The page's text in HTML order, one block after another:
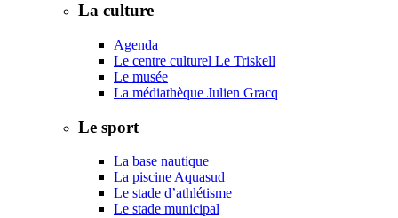
La culture
Agenda
Le centre culturel Le Triskell
Le musée
La médiathèque Julien Gracq
Le sport
La base nautique
La piscine Aquasud
Le stade d’athlétisme
Le stade municipal